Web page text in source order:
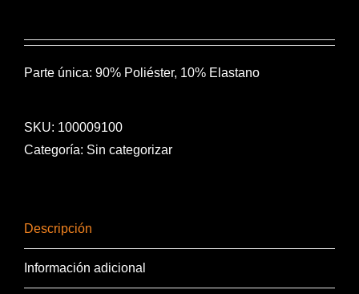
Parte única: 90% Poliéster, 10% Elastano
SKU: 100009100
Categoría: Sin categorizar
Descripción
Información adicional